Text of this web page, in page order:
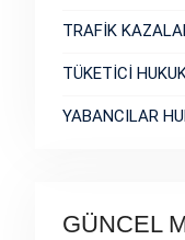
TRAFİK
TÜKETİCİ
YABANCILAR
GÜNCEL